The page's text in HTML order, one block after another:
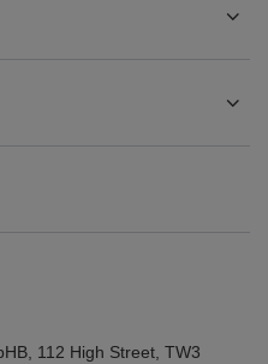
112 High Street TW3